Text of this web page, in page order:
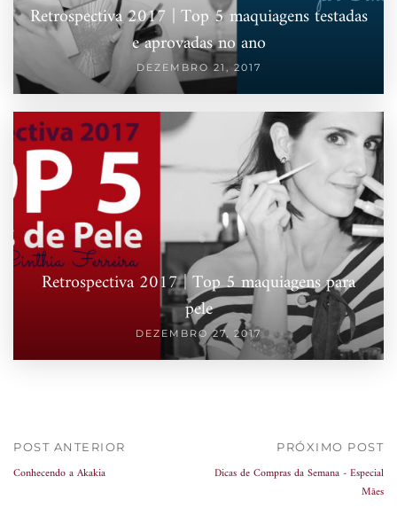
Retrospectiva 2017 | Top 5 maquiagens testadas
e aprovadas no ano
DEZEMBRO 21, 2017
Retrospectiva 2017 | Top 5 maquiagens para
pele
DEZEMBRO 27, 2017
POST ANTERIOR
Conhecendo a Akakia
PRÓXIMO POST
Dicas de Compras da Semana - Especial
Mães